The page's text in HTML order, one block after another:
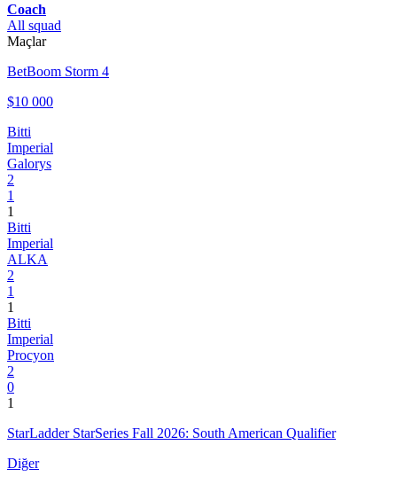
Coach
All squad
Maçlar
BetBoom Storm 4
$10 000
Bitti
Imperial
Galorys
2
1
1
Bitti
Imperial
ALKA
2
1
1
Bitti
Imperial
Procyon
2
0
1
StarLadder StarSeries Fall 2026: South American Qualifier
Diğer